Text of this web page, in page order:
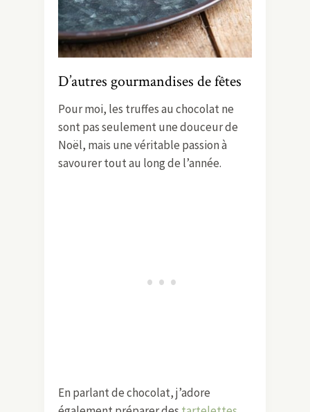
D’autres gourmandises de fêtes
Pour moi, les truffes au chocolat ne
sont pas seulement une douceur de
Noël, mais une véritable passion à
savourer tout au long de l’année.
En parlant de chocolat, j’adore